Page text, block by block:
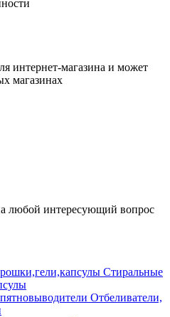
интернет-магазина и может
магазинах
любой интересующий вопрос
Стиральные
Отбеливатели,